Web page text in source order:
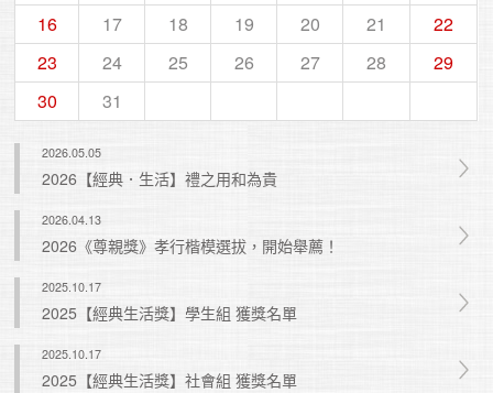
16
17 18 19 20 21
22
23
24 25 26 27 28
29
30
31
2026.05.05
2026【經典．生活】禮之用和為貴
2026.04.13
2026《尊親獎》孝行楷模選拔，開始舉薦！
2025.10.17
2025【經典生活獎】學生組 獲獎名單
2025.10.17
2025【經典生活獎】社會組 獲獎名單